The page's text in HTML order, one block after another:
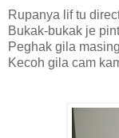
Rupanya lif tu
Bukak-bukak je
Peghak gila
Kecoh gila cam